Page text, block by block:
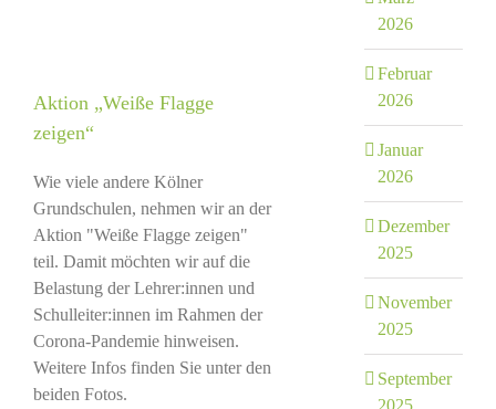
Aktion „Weiße Flagge
zeigen“
Wie viele andere Kölner
Grundschulen, nehmen wir an der
Aktion "Weiße Flagge zeigen"
teil. Damit möchten wir auf die
Belastung der Lehrer:innen und
Schulleiter:innen im Rahmen der
Corona-Pandemie hinweisen.
Weitere Infos finden Sie unter den
beiden Fotos.
2026
Februar
2026
Januar
2026
Dezember
2025
November
2025
September
2025